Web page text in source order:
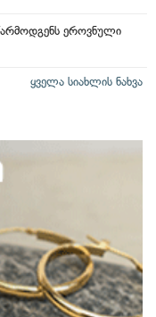
ეროვნული
ყველა სიახლის ნახვა